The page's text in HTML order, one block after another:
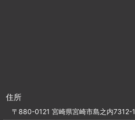
住所
〒880-0121 宮崎県宮崎市島之内7312-1